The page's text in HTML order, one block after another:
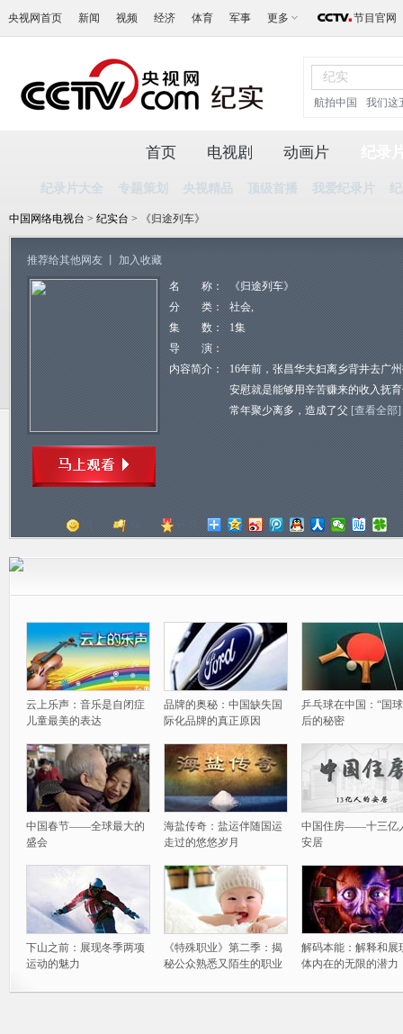
央视网首页 新闻 视频 经济 体育 军事 更多 节目官网
航拍中国 我们这
首页 电视剧 动画片
纪录片大全 专题策划 央视精品 顶级首播 我爱纪录片
中国网络电视台 > 纪实台 > 《归途列车》
推荐给其他网友 加入收藏
名 称：
《归途列车》
分 类：
社会,
集 数：
1集
导 演：
内容简介：
16年前，张昌华夫妇离乡背井去广
安慰就是能够用辛苦赚来的收入抚
常年聚少离多，造成了父 [查看全部]
云上乐声：音乐是自闭症
儿童最美的表达
品牌的奥秘：中国缺失国
际化品牌的真正原因
乒乓球在中国：“国
后的秘密
中国春节——全球最大的
盛会
海盐传奇：盐运伴随国运
走过的悠悠岁月
中国住房——十三亿
安居
下山之前：展现冬季两项
运动的魅力
《特殊职业》第二季：揭
秘公众熟悉又陌生的职业
解码本能：解释和展
体内在的无限的潜力